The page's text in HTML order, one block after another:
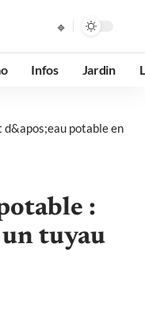
Infos Jardin
:
tuyau